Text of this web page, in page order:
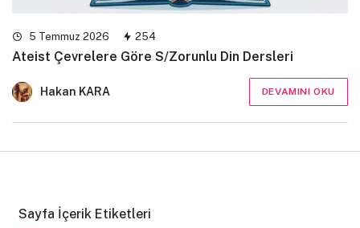
5 Temmuz 2026 254
Ateist Çevrelere Göre S/Zorunlu Din Dersleri
Hakan KARA DEVAMINI OKU
Sayfa İçerik Etiketleri